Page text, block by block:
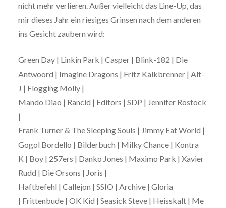
nicht mehr verlieren. Außer vielleicht das Line-Up, das
mir dieses Jahr ein riesiges Grinsen nach dem anderen
ins Gesicht zaubern wird:
Green Day | Linkin Park | Casper | Blink-182 | Die
Antwoord | Imagine Dragons | Fritz Kalkbrenner | Alt-
J | Flogging Molly |
Mando Diao | Rancid | Editors | SDP | Jennifer Rostock
|
Frank Turner & The Sleeping Souls | Jimmy Eat World |
Gogol Bordello | Bilderbuch | Milky Chance | Kontra
K | Boy | 257ers | Danko Jones | Maximo Park | Xavier
Rudd | Die Orsons | Joris |
Haftbefehl | Callejon | SSIO | Archive | Gloria
| Frittenbude | OK Kid | Seasick Steve | Heisskalt | Me